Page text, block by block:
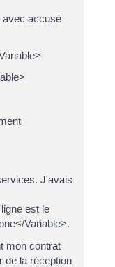
avec accusé
J'avais
est le
Variable>.
mon contrat
de la réception